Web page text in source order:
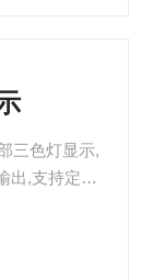
三色灯显示,
出,支持定量
输出,支持0-